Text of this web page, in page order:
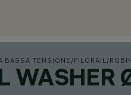
BASSA TENSIONE /FILORAIL/
WASHER